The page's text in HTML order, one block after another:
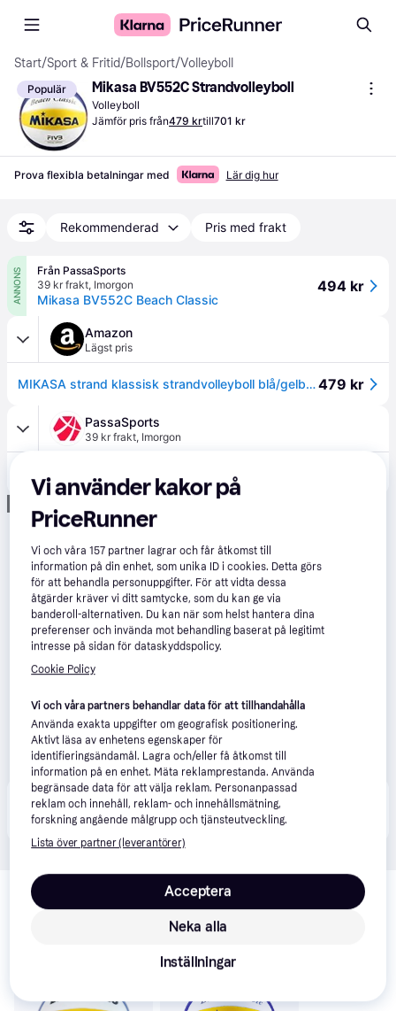
Start/Sport & Fritid/Bollsport/Volleyboll
Populär Mikasa BV552C Strandvolleyboll
Volleyboll
Jämför pris från479 krtill701 kr
Prova flexibla betalningar med Lär dig hur
Rekommenderad Pris med frakt
ANNONS
Från PassaSports
39 kr frakt, Imorgon
Mikasa BV552C Beach Classic
494 kr
Amazon
Lägst pris
MIKASA strand klassisk strandvolleyboll blå/gelb/röd 5479 kr
PassaSports
39 kr frakt, Imorgon
Produkten finns även hos 1 butik som valt att inte
samarbeta med PriceRunner.
Relaterade produkter
Vi har plockat fram ett urval av produkter som kanske skulle
Vi använder kakor på
PriceRunner
Vi och våra157 partner lagrar och får åtkomst till
information på din enhet, som unika ID i cookies. Detta görs
för att behandla personuppgifter. För att vidta dessa
åtgärder kräver vi ditt samtycke, som du kan ge via
banderoll-alternativen. Du kan när som helst hantera dina
preferenser och invända mot behandling baserat på legitimt
intresse på sidan för dataskyddspolicy.
Cookie Policy
Vi och våra partners behandlar data för att tillhandahålla
Använda exakta uppgifter om geografisk positionering.
Aktivt läsa av enhetens egenskaper för
identifieringsändamål. Lagra och/eller få åtkomst till
information på en enhet. Mäta reklamprestanda. Använda
begränsade data för att välja reklam. Personanpassad
reklam och innehåll, reklam- och innehållsmätning,
forskning angående målgrupp och tjänsteutveckling.
Lista över partner (leverantörer)
Neka alla
Acceptera
Inställningar